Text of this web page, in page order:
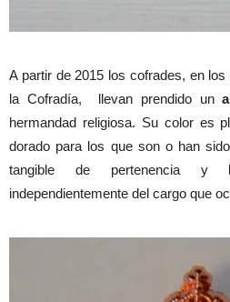
A partir de 2015 los cofrades, en
la Cofradía, llevan prendido un
hermandad religiosa. Su color es
dorado para los que son o han
tangible de pertenencia y
independientemente del cargo que